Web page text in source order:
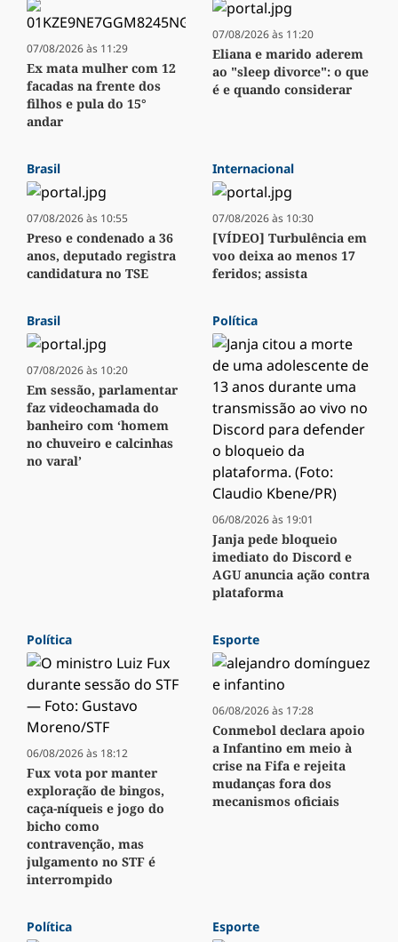
07/08/2026 às 11:29
Ex mata mulher com 12
facadas na frente dos
filhos e pula do 15°
andar
07/08/2026 às 11:20
Eliana e marido aderem
ao "sleep divorce": o que
é e quando considerar
Brasil
07/08/2026 às 10:55
Preso e condenado a 36
anos, deputado registra
candidatura no TSE
Internacional
07/08/2026 às 10:30
[VÍDEO] Turbulência em
voo deixa ao menos 17
feridos; assista
Brasil
07/08/2026 às 10:20
Em sessão, parlamentar
faz videochamada do
banheiro com ‘homem
no chuveiro e calcinhas
no varal’
Política
06/08/2026 às 19:01
Janja pede bloqueio
imediato do Discord e
AGU anuncia ação contra
plataforma
Política
06/08/2026 às 18:12
Fux vota por manter
exploração de bingos,
caça-níqueis e jogo do
bicho como
contravenção, mas
julgamento no STF é
interrompido
Esporte
06/08/2026 às 17:28
Conmebol declara apoio
a Infantino em meio à
crise na Fifa e rejeita
mudanças fora dos
mecanismos oficiais
Política Esporte